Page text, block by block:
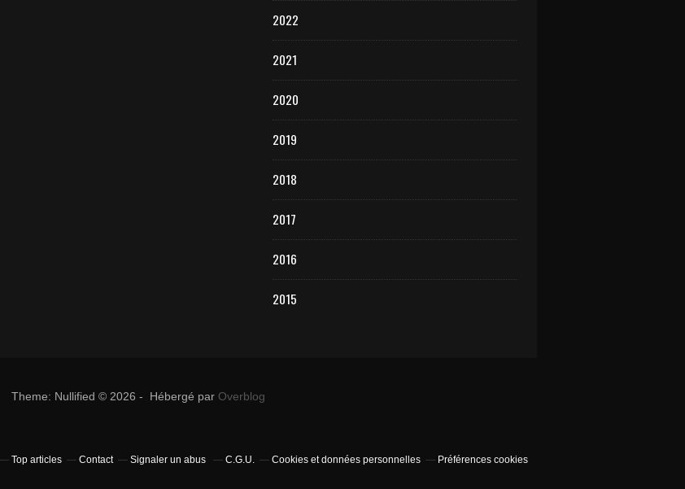
2022
2021
2020
2019
2018
2017
2016
2015
Theme: Nullified © 2026 - Hébergé par Overblog
Top articles Contact Signaler un abus C.G.U. Cookies et données personnelles Préférences cookies